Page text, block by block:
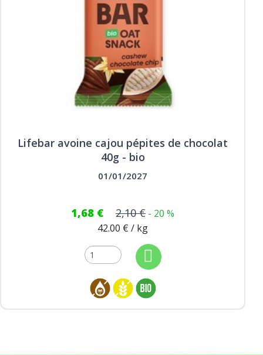
Lifebar avoine cajou pépites de chocolat
40g - bio
01/01/2027
1,68 € 2,10 € - 20 %
42.00 € / kg